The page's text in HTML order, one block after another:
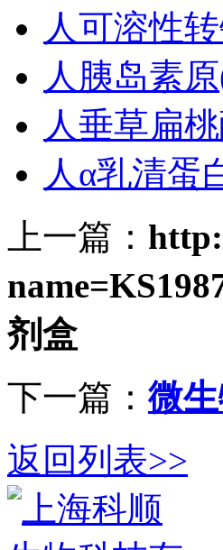
人可溶性
人胰岛素
人垂草扁
人α乳清蛋
上一篇：
剂盒
下一篇：微
返回列表>>